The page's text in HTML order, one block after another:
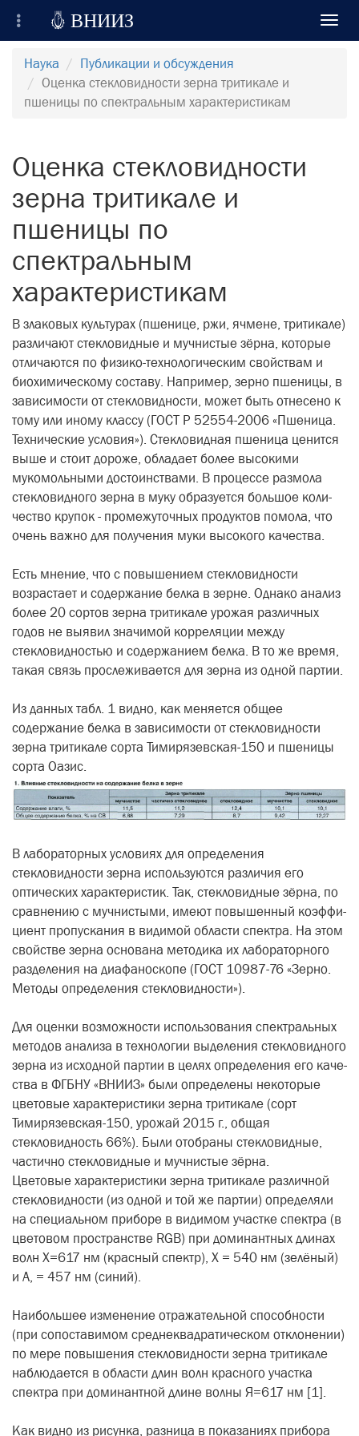
Всероссийский Научно-Исследовательский
Институт Зерна и продуктов его переработки
Регистрация
 ВНИИЗ
Наука
Публикации и обсуждения
Оценка стекловидности зерна тритикале и
пшеницы по спектральным характеристикам
Оценка стекловидности
зерна тритикале и
пшеницы по
спектральным
характеристикам
В злаковых культурах (пшенице, ржи, ячмене, тритикале)
различают стекловидные и мучнистые зёрна, которые
отличаются по физико-технологическим свойствам и
биохи­мическому составу. Например, зерно пшеницы, в
зависимости от стекло­видности, может быть отнесено к
тому или иному классу (ГОСТ Р 52554-2006 «Пшеница.
Технические условия»). Стекловидная пшеница ценится
выше и стоит дороже, обладает более высо­кими
мукомольными достоинствами. В процессе размола
стекловидного зерна в муку образуется большое коли­
чество крупок - промежуточных продук­тов помола, что
очень важно для полу­чения муки высокого качества.
Есть мнение, что с повышением стекловидности
возрастает и содер­жание белка в зерне. Однако анализ
более 20 сортов зерна тритикале уро­жая различных
годов не выявил зна­чимой корреляции между
стекловид­ностью и содержанием белка. В то же время,
такая связь прослеживается для зерна из одной партии.
Из данных табл. 1 видно, как меня­ется общее
содержание белка в зави­симости от стекловидности
зерна тритикале сорта Тимирязевская-150 и пшеницы
сорта Оазис.
В лабораторных условиях для определения
стекловидности зерна используются различия его
оптиче­ских характеристик. Так, стекловид­ные зёрна, по
сравнению с мучни­стыми, имеют повышенный коэффи­
циент пропускания в видимой обла­сти спектра. На этом
свойстве зерна основана методика их лаборатор­ного
разделения на диафаноскопе (ГОСТ 10987-76 «Зерно.
Методы определения стекловидности»).
Для оценки возможности исполь­зования спектральных
методов анализа в технологии выделения стекловидного
зерна из исходной партии в целях определения его каче­
ства в ФГБНУ «ВНИИЗ» были опре­делены некоторые
цветовые харак­теристики зерна тритикале (сорт
Тимирязевская-150, урожай 2015 г., общая
стекловидность 66%). Были отобраны стекловидные,
частично стекловидные и мучнистые зёрна.
Цветовые характеристики зерна тритикале различной
стекловидно­сти (из одной и той же партии) опре­деляли
на специальном приборе в видимом участке спектра (в
цве­товом пространстве RGB) при доми­нантных длинах
волн Х=617 нм (крас­ный спектр), Х = 540 нм (зелёный)
и А, = 457 нм (синий).
Наибольшее изменение отража­тельной способности
(при сопоста­вимом среднеквадратическом откло­нении)
по мере повышения стекло­видности зерна тритикале
наблюда­ется в области длин волн красного участка
спектра при доминантной длине волны Я=617 нм [1].
Как видно из рисунка, разница в показаниях прибора